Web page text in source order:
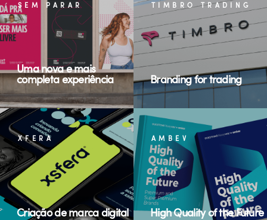
SEM PARAR
Uma nova e mais
completa experiência
TIMBRO TRADING
Branding for trading
XFERA
Criação de marca digital
AMBEV
High Quality of the Future